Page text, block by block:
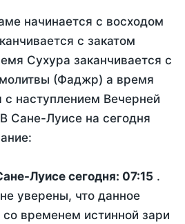
начинается с восходом
с закатом
Сухура заканчивается с
(Фаджр) а время
с наступлением Вечерней
Сане-Луисе на сегодня
Луисе сегодня: 07:15 .
уверены, что данное
временем истинной зари